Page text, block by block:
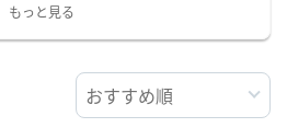
もっと見る